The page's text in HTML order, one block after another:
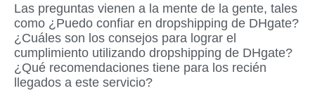
Las preguntas vienen a la mente de la gente, tales
como ¿Puedo confiar en dropshipping de DHgate?
¿Cuáles son los consejos para lograr el
cumplimiento utilizando dropshipping de DHgate?
¿Qué recomendaciones tiene para los recién
llegados a este servicio?